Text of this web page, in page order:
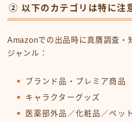
② 以下のカテゴリは特に注
Amazonでの出品時に真贋調査・
ジャンル：
ブランド品・プレミア商品
キャラクターグッズ
医薬部外品／化粧品／ペッ